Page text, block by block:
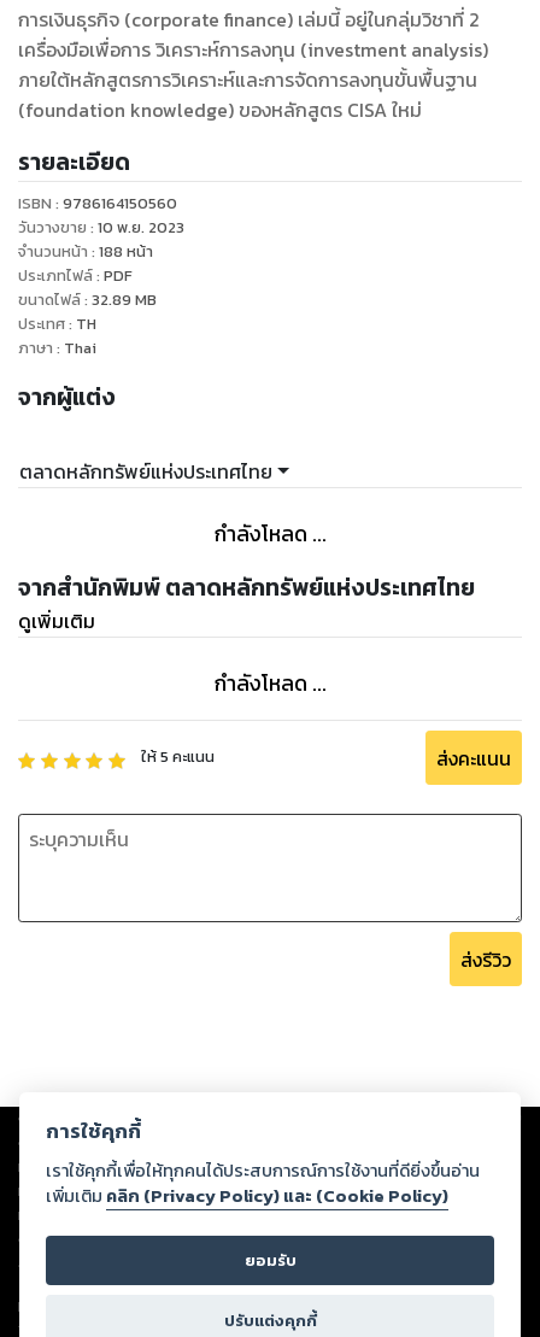
การเงินธุรกิจ (corporate finance) เล่มนี้ อยู่ในกลุ่มวิชาที่ 2
เครื่องมือเพื่อการ วิเคราะห์การลงทุน (investment analysis)
ภายใต้หลักสูตรการวิเคราะห์และการจัดการลงทุนขั้นพื้นฐาน
(foundation knowledge) ของหลักสูตร CISA ใหม่
รายละเอียด
ISBN : 9786164150560
วันวางขาย : 10 พ.ย. 2023
จำนวนหน้า : 188 หน้า
ประเภทไฟล์: PDF
ขนาดไฟล์: 32.89 MB
ประเทศ: TH
ภาษา : Thai
จากผู้แต่ง
ตลาดหลักทรัพย์แห่งประเทศไทย
กำลังโหลด ...
จากสำนักพิมพ์ ตลาดหลักทรัพย์แห่งประเทศไทย
ดูเพิ่มเติม
กำลังโหลด ...
ให้5 คะแนน ส่งคะแนน
ส่งรีวิว
Copyright © 2026
ต่อผลงานหรือเนื้อหาใดที่อัปโหลดผ่านเว็บไซต์และปรากฏว่าละเมิดสิทธิใน
ทรัพย์สินทางปัญญาของบุคคลอื่นหรือขัดต่อกฎหมายและศีลธรรม ดังนั้น ผู้อ่าน
ทุกท่านโปรดใช้วิจารณญาณในการกลั่นกรองด้วยตนเอง และหากท่านพบว่าส่วน
หนึ่งส่วนใดขัดต่อกฎหมายและศีลธรรม กรุณาแจ้งมายังบริษัท เพื่อทีมงานจะได้
ดำเนินการในทันที ทั้งนี้ ทางสตอรี่ล็อกขอสงวนลิขสิทธิ์ตามพระราชบัญญัติ
ลิขสิทธิ์ พ.ศ. 2537 (ฉบับล่าสุด)
For support: member@ookbee.com
Version
การใช้คุกกี้
เราใช้คุกกี้เพื่อให้ทุกคนได้ประสบการณ์การใช้งานที่ดียิ่งขึ้นอ่าน
เพิ่มเติม คลิก (Privacy Policy) และ (Cookie Policy)
ยอมรับ
ปรับแต่งคุกกี้